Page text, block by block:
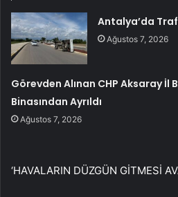
Antalya’da
Ağustos 7, 2026
Görevden Alınan CHP Aksaray İl
Binasından Ayrıldı
Ağustos 7, 2026
‘HAVALARIN DÜZGÜN GİTMESİ